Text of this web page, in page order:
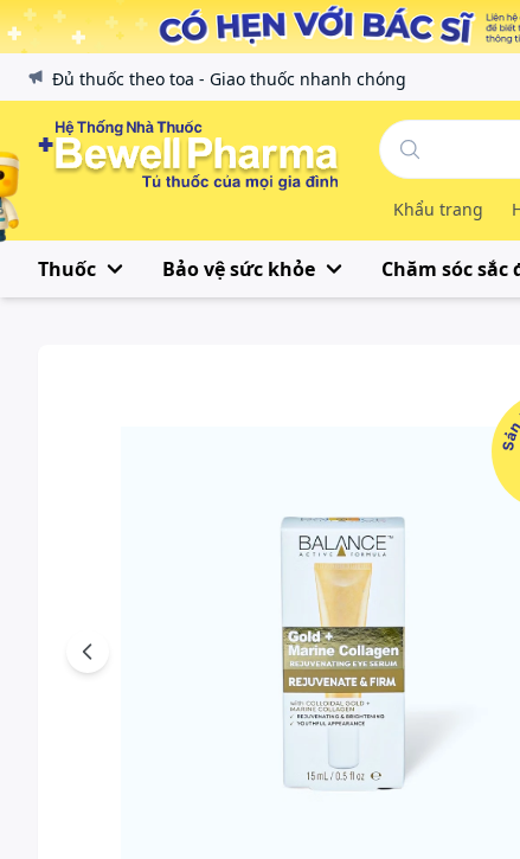
Đủ thuốc theo toa - Giao thuốc nhanh chóng
Khẩu trang
Thuốc Bảo vệ sức khỏe Chăm sóc sắc
Previous